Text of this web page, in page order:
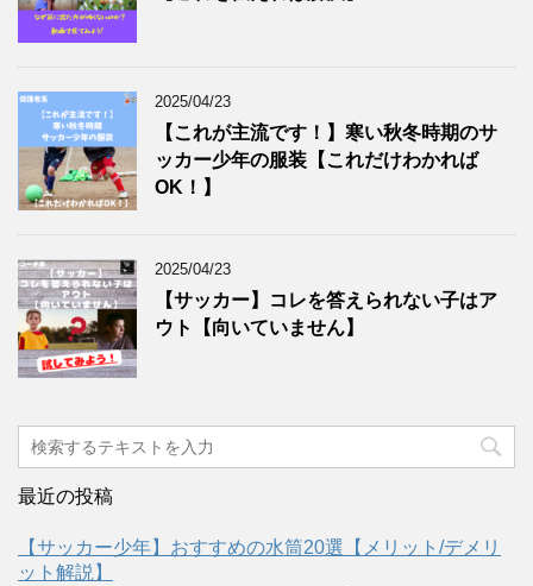
2025/04/23
【これが主流です！】寒い秋冬時期のサ
ッカー少年の服装【これだけわかれば
OK！】
2025/04/23
【サッカー】コレを答えられない子はア
ウト【向いていません】
最近の投稿
【サッカー少年】おすすめの水筒20選【メリット/デメリ
ット解説】